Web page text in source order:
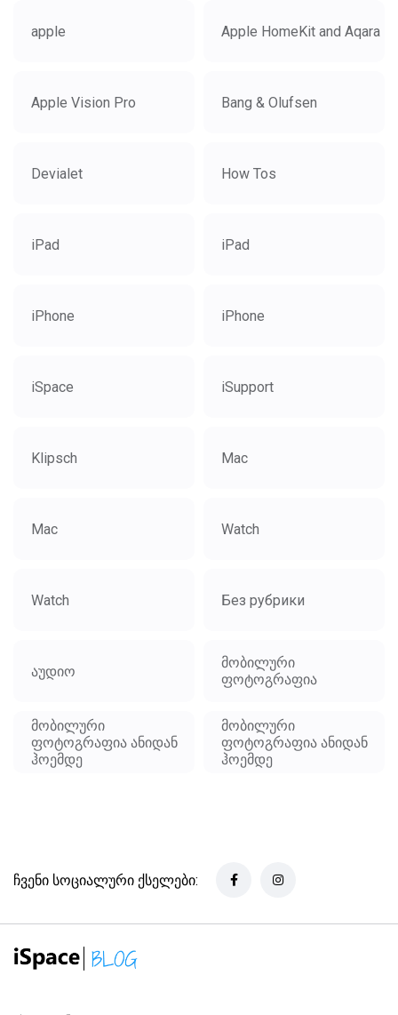
apple Apple HomeKit and Aqara
Apple Vision Pro Bang & Olufsen
Devialet How Tos
iPad iPad
iPhone iPhone
iSpace iSupport
Klipsch Mac
Mac Watch
Watch Без рубрики
აუდიო
მობილური
ფოტოგრაფია
მობილური
ფოტოგრაფია ანიდან
ჰოემდე
მობილური
ფოტოგრაფია ანიდან
ჰოემდე
ჩვენი სოციალური ქსელები: